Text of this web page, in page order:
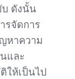
ดังนั้น
รจัดการ
หาความ
และ
ให้เป็นไป